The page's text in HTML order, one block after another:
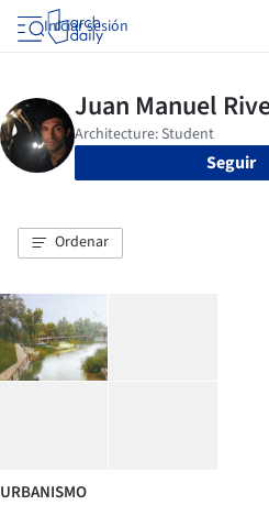
Iniciar sesión
Seguir
Ordenar
URBANISMO